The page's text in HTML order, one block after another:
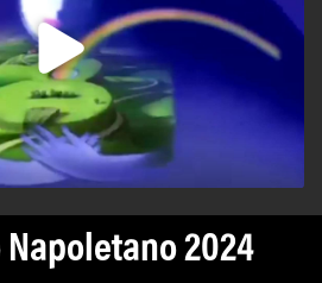
2024